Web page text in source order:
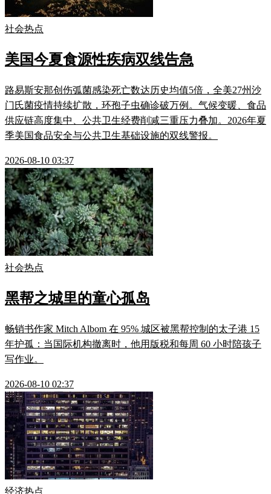
社会热点
美国今夏食源性疾病双线告急
路易斯安那创伤弧菌感染死亡数达历史均值5倍，全美27州沙
门氏菌疫情持续扩散，环孢子虫确诊破万例。气候变暖、食品
供应链高度集中、公共卫生经费削减三重压力叠加。2026年夏
季美国食品安全与公共卫生基础设施的双线警报。
2026-08-10 03:37
社会热点
黑帮之城里的童心孤岛
畅销书作家 Mitch Albom 在 95% 城区被黑帮控制的太子港 15
年护孤：当国际机构撤离时，他用版税和每周 60 小时陪孩子
写作业。
2026-08-10 02:37
经济热点